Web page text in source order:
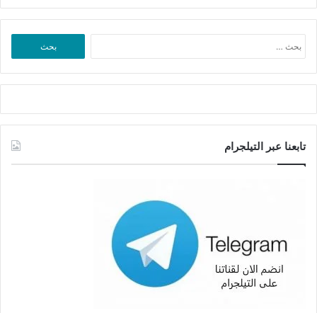
عن:
تابعنا عبر التيلجرام